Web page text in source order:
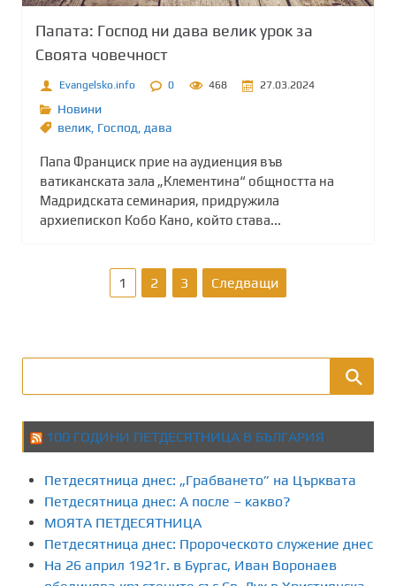
Папата: Господ ни дава велик урок за
Своята човечност
Evangelsko.info 0 468 27.03.2024
Новини
велик Господ дава
Папа Франциск прие на аудиенция във
ватиканската зала „Клементина“ общността на
Мадридската семинария, придружила
архиепископ Кобо Кано, който става...
з
д
е
я
н
е
1 2 3 Следващи
100 ГОДИНИ ПЕТДЕСЯТНИЦА В БЪЛГАРИЯ
Петдесятница днес: „Грабването” на Църквата
Петдесятница днес: А после – какво?
МОЯТА ПЕТДЕСЯТНИЦА
Петдесятница днес: Пророческото служение днес
На 26 април 1921г. в Бургас, Иван Воронаев